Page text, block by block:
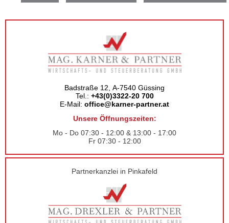
Badstraße 12, A-7540 Güssing
Tel.: +43(0)3322-20 700
E-Mail: office@karner-partner.at
Unsere Öffnungszeiten:
Mo - Do 07:30 - 12:00 & 13:00 - 17:00
Fr 07:30 - 12:00
Partnerkanzlei in Pinkafeld